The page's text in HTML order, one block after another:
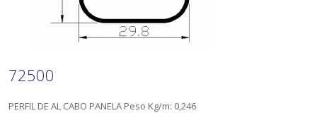
72500
PERFIL DE AL CABO PANELA Peso Kg/m: 0,246